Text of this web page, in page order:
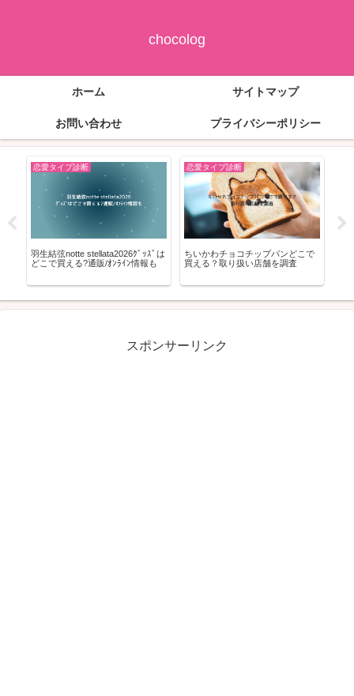
chocolog
ホーム サイトマップ
お問い合わせ プライバシーポリシー
恋愛タイプ診断
羽生結弦notte stellata2026ｸﾞｯｽﾞは
どこで買える?通販/ｵﾝﾗｲﾝ情報も
恋愛タイプ診断
ちいかわチョコチップパンどこで
買える？取り扱い店舗を調査
スポンサーリンク